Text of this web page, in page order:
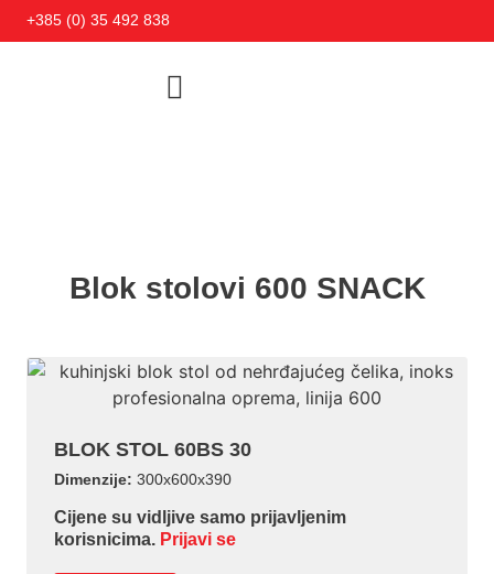
+385 (0) 35 492 838
Blok stolovi 600 SNACK
BLOK STOL 60BS 30
Dimenzije: 300x600x390
Cijene su vidljive samo prijavljenim
korisnicima. Prijavi se